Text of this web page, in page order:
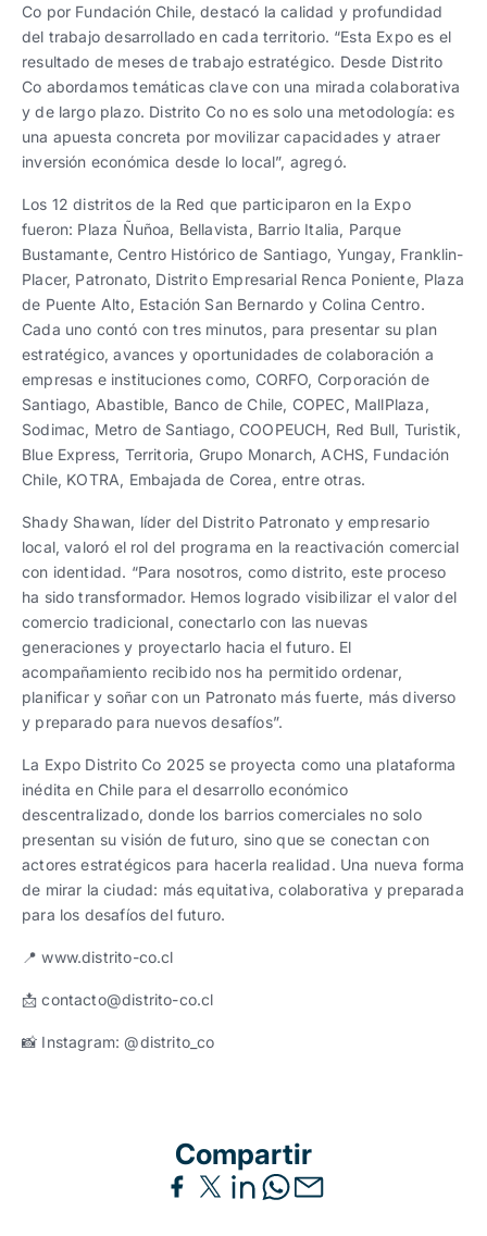
Co por Fundación Chile, destacó la calidad y profundidad
del trabajo desarrollado en cada territorio. “Esta Expo es el
resultado de meses de trabajo estratégico. Desde Distrito
Co abordamos temáticas clave con una mirada colaborativa
y de largo plazo. Distrito Co no es solo una metodología: es
una apuesta concreta por movilizar capacidades y atraer
inversión económica desde lo local”, agregó.
Los 12 distritos de la Red que participaron en la Expo
fueron: Plaza Ñuñoa, Bellavista, Barrio Italia, Parque
Bustamante, Centro Histórico de Santiago, Yungay, Franklin-
Placer, Patronato, Distrito Empresarial Renca Poniente, Plaza
de Puente Alto, Estación San Bernardo y Colina Centro.
Cada uno contó con tres minutos, para presentar su plan
estratégico, avances y oportunidades de colaboración a
empresas e instituciones como, CORFO, Corporación de
Santiago, Abastible, Banco de Chile, COPEC, MallPlaza,
Sodimac, Metro de Santiago, COOPEUCH, Red Bull, Turistik,
Blue Express, Territoria, Grupo Monarch, ACHS, Fundación
Chile, KOTRA, Embajada de Corea, entre otras.
Shady Shawan, líder del Distrito Patronato y empresario
local, valoró el rol del programa en la reactivación comercial
con identidad. “Para nosotros, como distrito, este proceso
ha sido transformador. Hemos logrado visibilizar el valor del
comercio tradicional, conectarlo con las nuevas
generaciones y proyectarlo hacia el futuro. El
acompañamiento recibido nos ha permitido ordenar,
planificar y soñar con un Patronato más fuerte, más diverso
y preparado para nuevos desafíos”.
La Expo Distrito Co 2025 se proyecta como una plataforma
inédita en Chile para el desarrollo económico
descentralizado, donde los barrios comerciales no solo
presentan su visión de futuro, sino que se conectan con
actores estratégicos para hacerla realidad. Una nueva forma
de mirar la ciudad: más equitativa, colaborativa y preparada
para los desafíos del futuro.
📍 www.distrito-co.cl
📩 contacto@distrito-co.cl
📸 Instagram: @distrito_co
Compartir